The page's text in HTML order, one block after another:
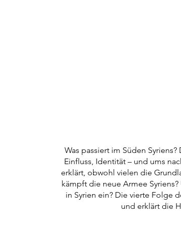
Was passiert im Süden
Einfluss, Identität – und ums
erklärt, obwohl vielen die
kämpft die neue Armee
in Syrien ein? Die vierte Folge
und erklärt die